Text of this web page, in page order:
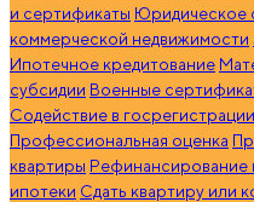
и сертификаты Юридическое
коммерческой недвижимости
Ипотечное кредитование
субсидии Военные
Содействие в госрегистрации
Профессиональная оценка
квартиры Рефинансирование
ипотеки Сдать квартиру или